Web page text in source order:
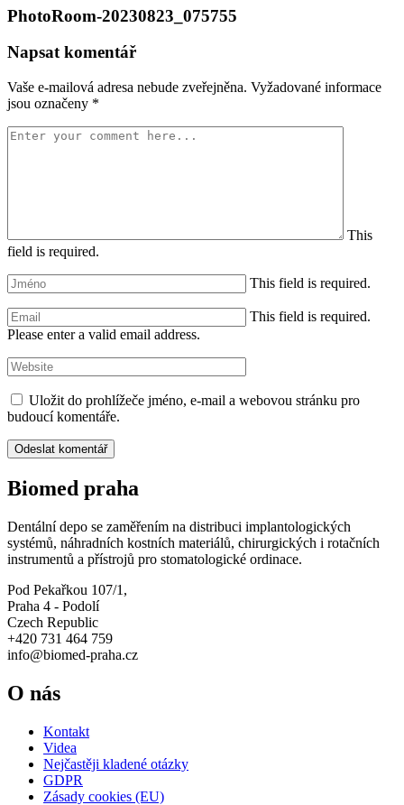
PhotoRoom-20230823_075755
Napsat komentář
Vaše e-mailová adresa nebude zveřejněna. Vyžadované informace
jsou označeny *
This
field is required.
This field is required.
This field is required.
Please enter a valid email address.
Uložit do prohlížeče jméno, e-mail a webovou stránku pro
budoucí komentáře.
Biomed praha
Dentální depo se zaměřením na distribuci implantologických
systémů, náhradních kostních materiálů, chirurgických i rotačních
instrumentů a přístrojů pro stomatologické ordinace.
Pod Pekařkou 107/1,
Praha 4 - Podolí
Czech Republic
+420 731 464 759
info@biomed-praha.cz
O nás
Kontakt
Videa
Nejčastěji kladené otázky
GDPR
Zásady cookies (EU)